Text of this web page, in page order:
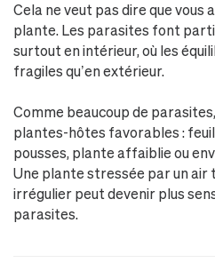
Cela ne veut pas dire que
plante. Les parasites font
surtout en intérieur, où les
fragiles qu’en extérieur.
Comme beaucoup de
plantes-hôtes favorables :
pousses, plante affaiblie ou
Une plante stressée par un air
irrégulier peut devenir plus
parasites.